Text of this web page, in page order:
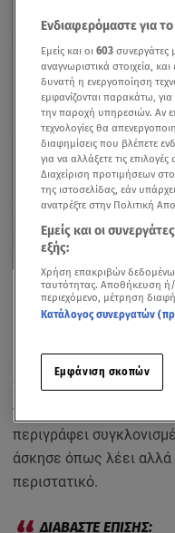
Δείτε
Σοκ προκαλεί η
της εξέτασης έπεσε
περιγράφει
άσκησε όπως λέει αλλά
περιστατικό.
Ενδιαφερόμαστε για
Εμείς και οι 603
αναγνωριστικά στοιχεία,
δυνατή η ενεργοποίηση
εμφανίζονται παρακάτω,
την παροχή υπηρεσιών. Αν
τεχνολογίες θα
διαφημίσεις που βλέπετε
για να αλλάξετε τις
Διαχείριση προτιμήσεων
της ιστοσελίδας, εάν
ανατρέξτε στην Πολιτική
Εμείς και οι
εξής:
Χρήση επακριβών
ταυτότητας. Αποθήκευση
περιεχόμενο, μέτρηση
Κατάλογος συνεργατών
Εμφάνιση σκοπών